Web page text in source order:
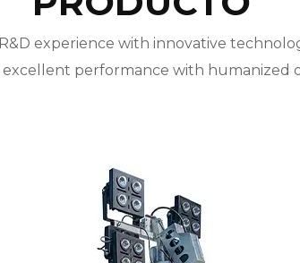
experience with innovative
performance with humanized